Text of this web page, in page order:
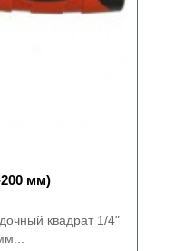
200 мм)
квадрат 1/4"